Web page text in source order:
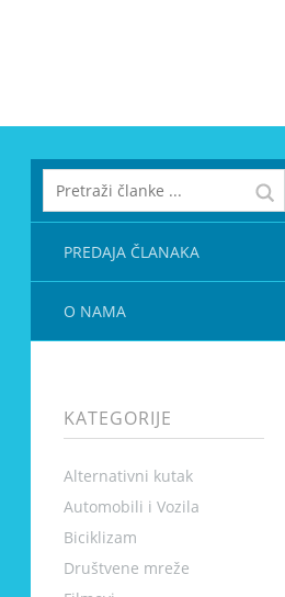
PREDAJA ČLANAKA
O NAMA
KATEGORIJE
Alternativni kutak
Automobili i Vozila
Biciklizam
Društvene mreže